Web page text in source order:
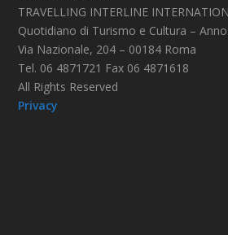
TRAVELLING INTERLINE
Quotidiano di Turismo e Cultura – Anno
Via Nazionale, 204 – 00184 Roma
Tel. 06 4871721 Fax 06 4871618
All Rights Reserved
Privacy